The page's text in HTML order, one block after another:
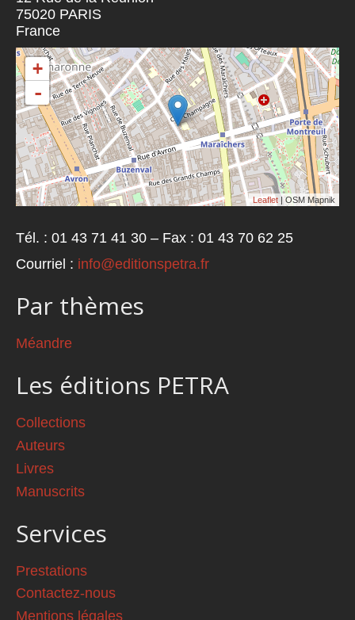
75020 PARIS
France
+
-
Leaflet | OSM Mapnik
Tél. : 01 43 71 41 30 – Fax : 01 43 70 62 25
Courriel : info@editionspetra.fr
Par thèmes
Méandre
Les éditions PETRA
Collections
Auteurs
Livres
Manuscrits
Services
Prestations
Contactez-nous
Mentions légales